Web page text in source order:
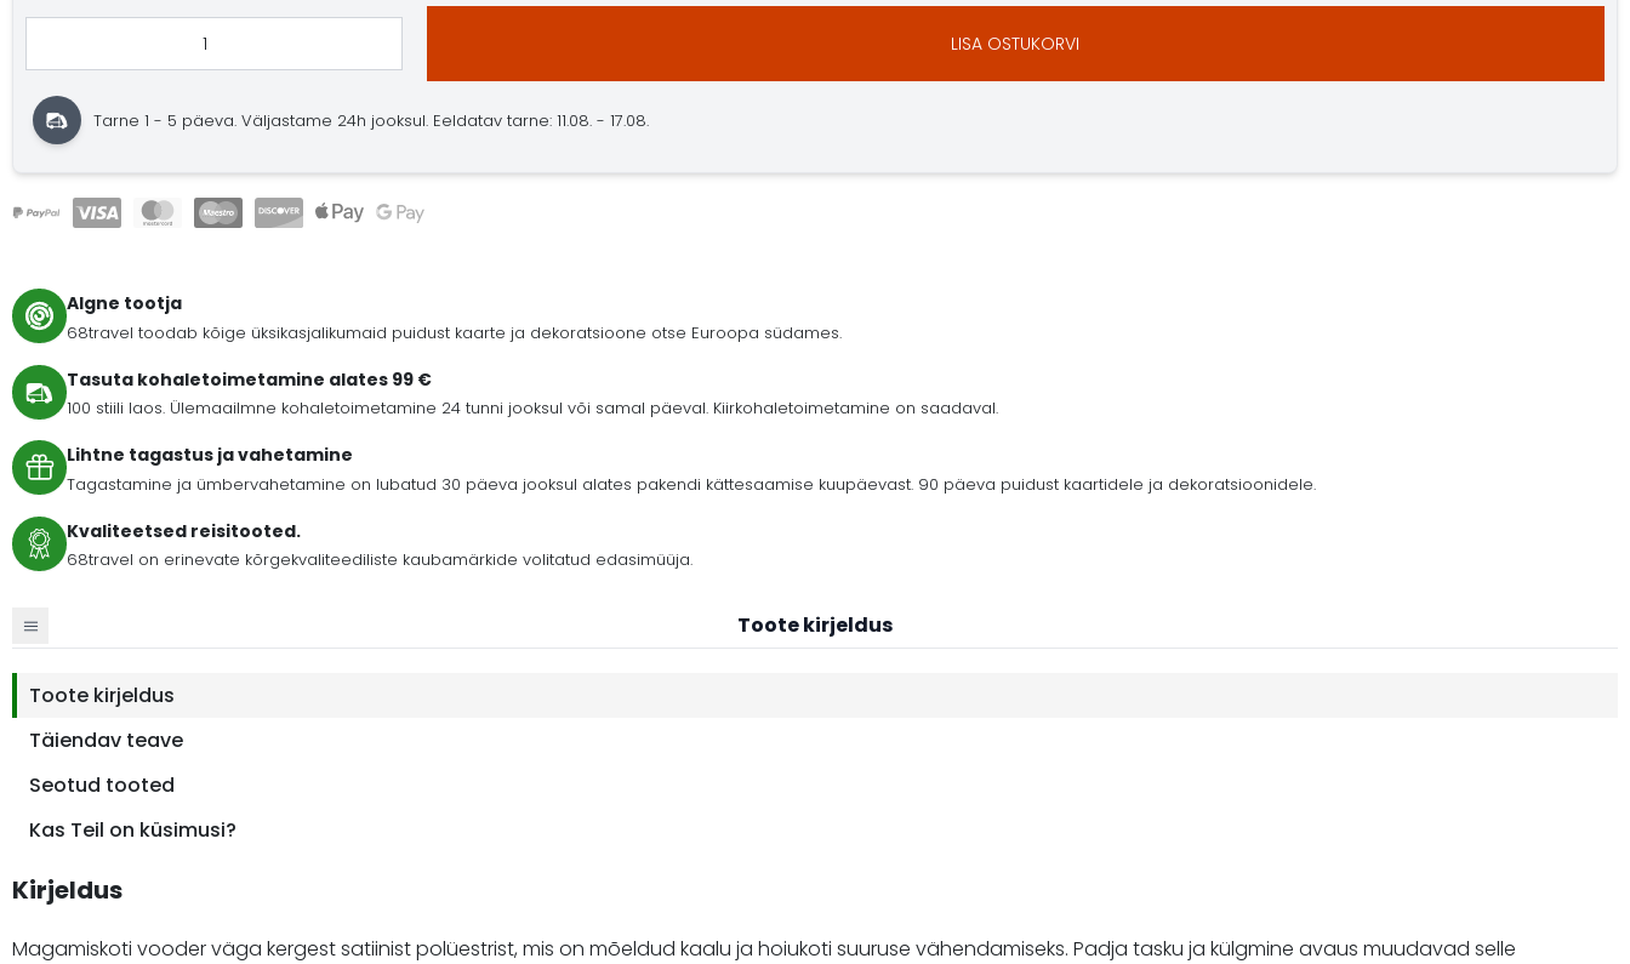
LISA OSTUKORVI
Tarne 1 - 5 päeva. Väljastame 24h jooksul. Eeldatav tarne: 11.08. - 17.08.
Algne tootja
68travel toodab kõige üksikasjalikumaid puidust kaarte ja dekoratsioone otse Euroopa südames.
Tasuta kohaletoimetamine alates 99 €
100 stiili laos. Ülemaailmne kohaletoimetamine 24 tunni jooksul või samal päeval. Kiirkohaletoimetamine on saadaval.
Lihtne tagastus ja vahetamine
Tagastamine ja ümbervahetamine on lubatud 30 päeva jooksul alates pakendi kättesaamise kuupäevast. 90 päeva puidust kaartidele ja dekoratsioonidele.
Kvaliteetsed reisitooted.
68travel on erinevate kõrgekvaliteediliste kaubamärkide volitatud edasimüüja.
Toote kirjeldus
Toote kirjeldus
Täiendav teave
Seotud tooted
Kas Teil on küsimusi?
Kirjeldus
Magamiskoti vooder väga kergest satiinist polüestrist, mis on mõeldud kaalu ja hoiukoti suuruse vähendamiseks. Padja tasku ja külgmine avaus muudavad selle